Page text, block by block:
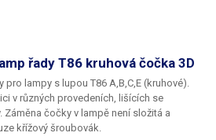
řady T86 kruhová čočka 3D
lampy s lupou T86 A,B,C,E (kruhové).
v různých provedeních, lišících se
čočky v lampě není složitá a
křížový šroubovák.